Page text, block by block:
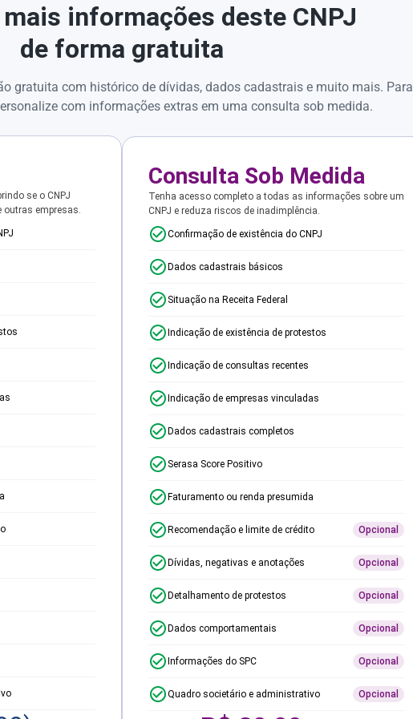
mais informações deste CNPJ
de forma gratuita
gratuita com histórico de dívidas, dados cadastrais e muito mais. Para
com informações extras em uma consulta sob medida.
se o CNPJ
empresas.
Consulta Sob Medida
Tenha acesso completo a todas as informações sobre um
CNPJ e reduza riscos de inadimplência.
Confirmação de existência do CNPJ
Dados cadastrais básicos
Situação na Receita Federal
Indicação de existência de protestos
Indicação de consultas recentes
Indicação de empresas vinculadas
Dados cadastrais completos
Serasa Score Positivo
Faturamento ou renda presumida
Recomendação e limite de crédito Opcional
Dívidas, negativas e anotações Opcional
Detalhamento de protestos Opcional
Dados comportamentais Opcional
Informações do SPC Opcional
Quadro societário e administrativo Opcional